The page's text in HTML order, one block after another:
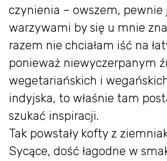
czynienia – owszem, pewnie
warzywami by się u mnie
razem nie chciałam iść na
ponieważ niewyczerpanym
wegetariańskich i
indyjska, to właśnie tam
szukać inspiracji.
Tak powstały kofty z
Sycące, dość łagodne w